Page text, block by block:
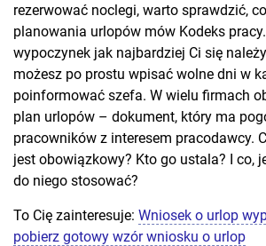
rezerwować noclegi, warto sprawdzić,
planowania urlopów mów Kodeks
wypoczynek jak najbardziej Ci się
możesz po prostu wpisać wolne dni w
poinformować szefa. W wielu firmach
plan urlopów – dokument, który ma
pracowników z interesem pracodawcy.
jest obowiązkowy? Kto go ustala? I co,
do niego stosować?
To Cię zainteresuje: Wniosek o urlop
pobierz gotowy wzór wniosku o urlop